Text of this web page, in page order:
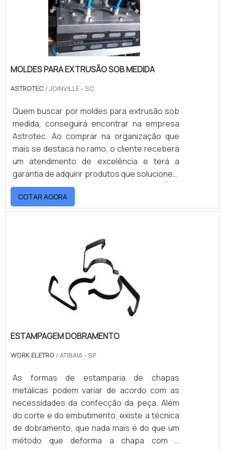
clientes no desenvolvimento dos produtos e
processos. Para manter um excelente
padrão de qualidade, a empresa possui
processos internos capazes de analisar com
prioridade o design, aplicação e materiais,
com o objetivo de alcançar a melhor relação
MOLDES PARA EXTRUSÃO SOB MEDIDA
ASTROTEC / JOINVILLE - SC
Quem buscar por moldes para extrusão sob
medida, conseguirá encontrar na empresa
Astrotec. Ao comprar na organização que
mais se destaca no ramo, o cliente receberá
um atendimento de excelência e terá a
garantia de adquirir produtos que solucionem
qualquer demanda.OUTRAS INFORMAÇÕES
SOBRE MOLDES PARA EXTRUSÃO SOB
MEDIDAQuem quer encontrar moldes para
preza pela segurança, encontra na Astrotec.
Atuando com porta molde industrial e moldes
de extrusão de construção civil, a companhia
oferece sempre a melhor opção para o
cliente final.Não obstante, quando falamos
em moldes para extrusão sob medida, na
essência da empresa, a mesma deve prezar
qualidade e proteção, características
clientes.É importante lembrar que o produto
deve sempre ser adquirido com companhias
especializadas no segmento. Esse tipo de
cuidado ajuda a garantir a qualidade e
durabilidade dos materiais, além de evitar
prejuízos com substituições frequentes de
COTAR AGORA
ESTAMPAGEM DOBRAMENTO
WORK ELETRO / ATIBAIA - SP
As formas de estamparia de chapas
metálicas podem variar de acordo com as
necessidades da confecção da peça. Além
do corte e do embutimento, existe a técnica
de dobramento, que nada mais é do que um
método que deforma a chapa com a